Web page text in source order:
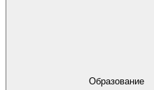
Образование